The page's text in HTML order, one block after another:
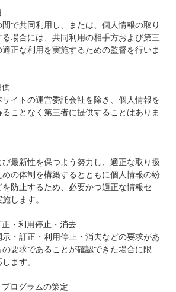
で共同利用し、または、個人情報の取り
場合には、共同利用の相手方および第三
正な利用を実施するための監督を行いま
イトの運営委託会社を除き、個人情報を
ことなく第三者に提供することはありま
最新性を保つよう努力し、適正な取り扱
の体制を構築するとともに個人情報の紛
防止するため、必要かつ適正な情報セ
します。
・利用停止・消去
・訂正・利用停止・消去などの要求があ
要求であることが確認できた場合に限
ます。
ログラムの策定